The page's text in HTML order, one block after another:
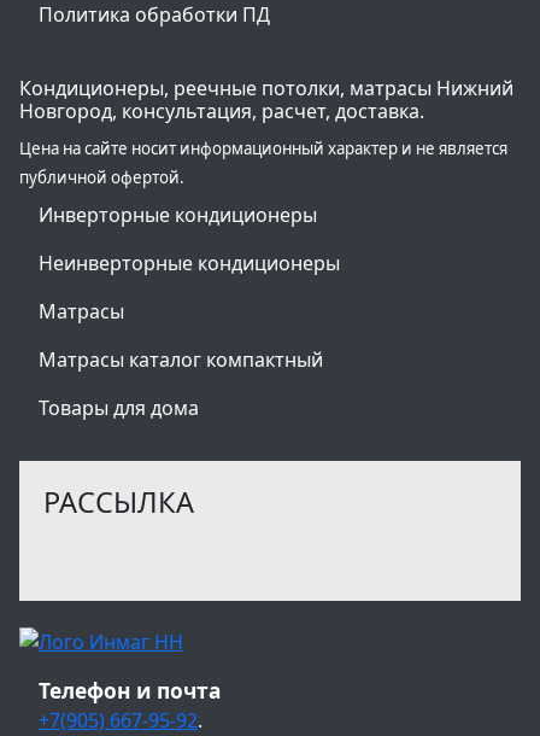
Политика обработки ПД
Кондиционеры, реечные потолки, матрасы Нижний
Новгород, консультация, расчет, доставка.
Цена на сайте носит информационный характер и не является
публичной офертой.
Инверторные кондиционеры
Неинверторные кондиционеры
Матрасы
Матрасы каталог компактный
Товары для дома
РАССЫЛКА
Телефон и почта
+7(905) 667-95-92.